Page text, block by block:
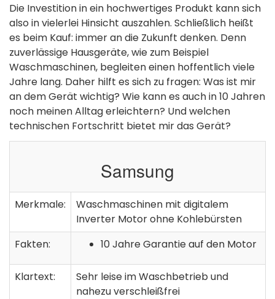
Die Investition in ein hochwertiges Produkt kann sich
also in vielerlei Hinsicht auszahlen. Schließlich heißt
es beim Kauf: immer an die Zukunft denken. Denn
zuverlässige Hausgeräte, wie zum Beispiel
Waschmaschinen, begleiten einen hoffentlich viele
Jahre lang. Daher hilft es sich zu fragen: Was ist mir
an dem Gerät wichtig? Wie kann es auch in 10 Jahren
noch meinen Alltag erleichtern? Und welchen
technischen Fortschritt bietet mir das Gerät?
Samsung
Merkmale:
Waschmaschinen mit digitalem
Inverter Motor ohne Kohlebürsten
Fakten:
10 Jahre Garantie auf den Motor
Klartext:
Sehr leise im Waschbetrieb und
nahezu verschleißfrei